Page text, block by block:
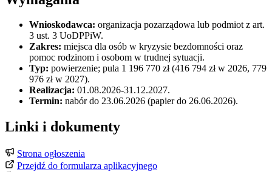
Wnioskodawca: organizacja pozarządowa lub podmiot z art.
3 ust. 3 UoDPPiW.
Zakres: miejsca dla osób w kryzysie bezdomności oraz
pomoc rodzinom i osobom w trudnej sytuacji.
Typ: powierzenie; pula 1 196 770 zł (416 794 zł w 2026, 779
976 zł w 2027).
Realizacja: 01.08.2026-31.12.2027.
Termin: nabór do 23.06.2026 (papier do 26.06.2026).
Linki i dokumenty
Strona ogłoszenia
Przejdź do formularza aplikacyjnego